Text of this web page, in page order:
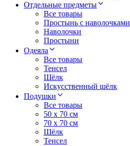
Отдельные предметы
Все товары
Простынь с наволочками
Наволочки
Простыни
Одеяла
Все товары
Тенсел
Шёлк
Искусственный шёлк
Подушки
Все товары
50 x 70 см
70 x 70 см
Шёлк
Тенсел